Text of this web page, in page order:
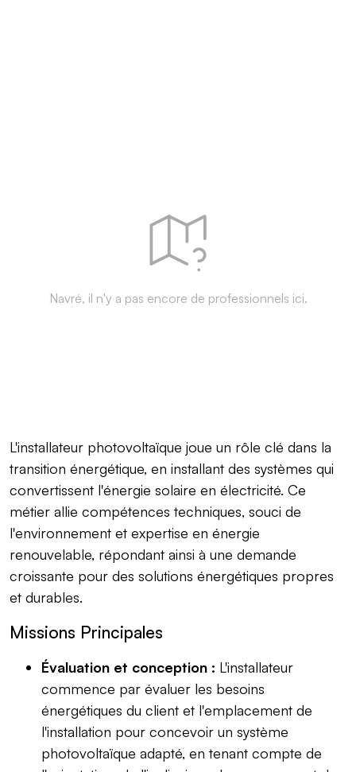
Navré, il n'y a pas encore de professionnels ici.
L'installateur photovoltaïque joue un rôle clé dans la
transition énergétique, en installant des systèmes qui
convertissent l'énergie solaire en électricité. Ce
métier allie compétences techniques, souci de
l'environnement et expertise en énergie
renouvelable, répondant ainsi à une demande
croissante pour des solutions énergétiques propres
et durables.
Missions Principales
Évaluation et conception : L'installateur
commence par évaluer les besoins
énergétiques du client et l'emplacement de
l'installation pour concevoir un système
photovoltaïque adapté, en tenant compte de